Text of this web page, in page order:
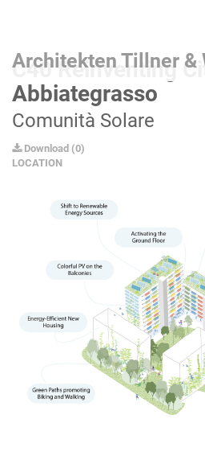
Architekten Tillner &
C40 Reinventing
Abbiategrasso
Comunità Solare
Download (0)
LOCATION